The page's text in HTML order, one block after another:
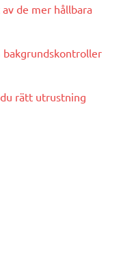
de mer hållbara
bakgrundskontroller
rätt utrustning